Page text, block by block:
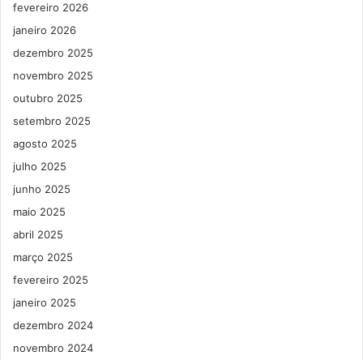
fevereiro 2026
janeiro 2026
dezembro 2025
novembro 2025
outubro 2025
setembro 2025
agosto 2025
julho 2025
junho 2025
maio 2025
abril 2025
março 2025
fevereiro 2025
janeiro 2025
dezembro 2024
novembro 2024